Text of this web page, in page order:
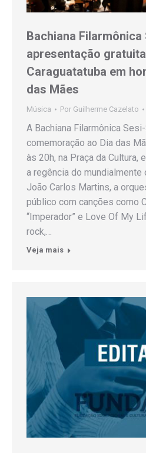
Bachiana
apresentação
Caraguatatuba em
das Mães
Música Por Guilherme Cazelato
A Bachiana Filarmônica
comemoração ao Dia das
às 20h, na Praça da Cultura,
a regência do
João Carlos Martins, a
público com canções como
“Imperador” e Love Of My
rock,…
Veja mais